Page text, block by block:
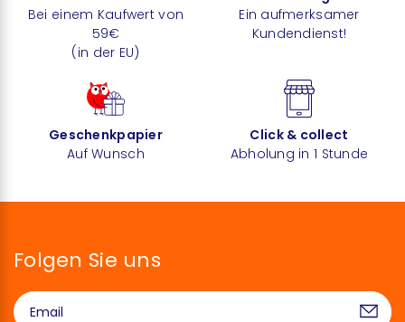
Bei einem Kaufwert von
59€
(in der EU)
Ein aufmerksamer
Kundendienst!
Geschenkpapier
Auf Wunsch
Click & collect
Abholung in 1 Stunde
Folgen Sie uns